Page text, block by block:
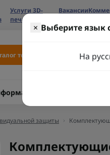
Услуги 3D-
печати
Вакансии
товаров
защиты
× Выберите язык
На